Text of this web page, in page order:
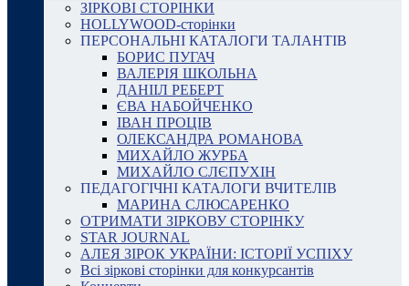
ЗІРКОВІ СТОРІНКИ
HOLLYWOOD-сторінки
ПЕРСОНАЛЬНІ КАТАЛОГИ ТАЛАНТІВ
БОРИС ПУГАЧ
ВАЛЕРІЯ ШКОЛЬНА
ДАНІІЛ РЕБЕРТ
ЄВА НАБОЙЧЕНКО
ІВАН ПРОЦІВ
ОЛЕКСАНДРА РОМАНОВА
МИХАЙЛО ЖУРБА
МИХАЙЛО СЛЄПУХІН
ПЕДАГОГІЧНІ КАТАЛОГИ ВЧИТЕЛІВ
МАРИНА СЛЮСАРЕНКО
ОТРИМАТИ ЗІРКОВУ СТОРІНКУ
STAR JOURNAL
АЛЕЯ ЗІРОК УКРАЇНИ: ІСТОРІЇ УСПІХУ
Всі зіркові сторінки для конкурсантів